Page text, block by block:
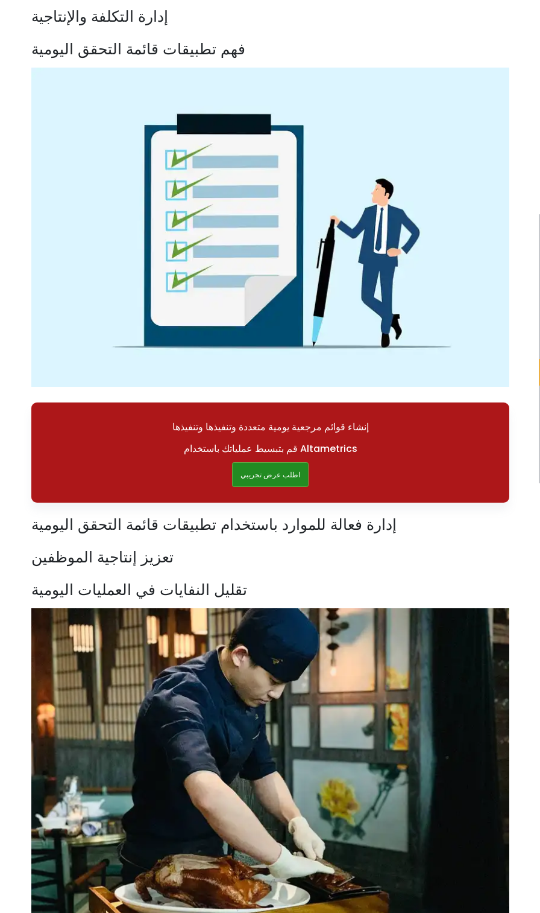
إدارة التكلفة والإنتاجية
فهم تطبيقات قائمة التحقق اليومية
إنشاء قوائم مرجعية يومية متعددة وتنفيذها وتنفيذها
قم بتبسيط عملياتك باستخدام Altametrics
اطلب عرض تجريبي
إدارة فعالة للموارد باستخدام تطبيقات قائمة التحقق اليومية
تعزيز إنتاجية الموظفين
تقليل النفايات في العمليات اليومية